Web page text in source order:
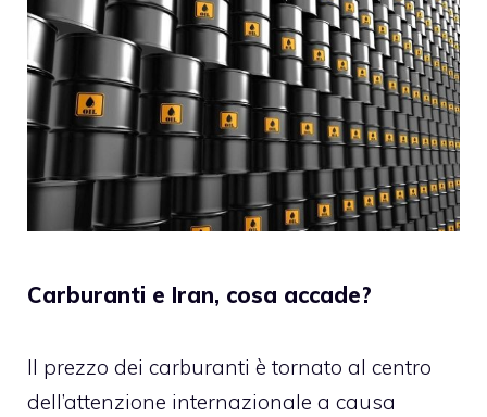
Carburanti e Iran, cosa accade?
Il prezzo dei carburanti è tornato al centro
dell’attenzione internazionale a causa